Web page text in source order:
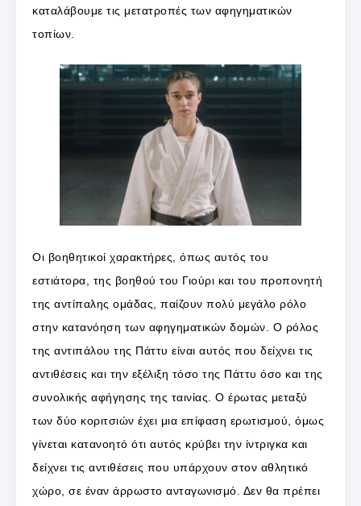
καταλάβουμε τις μετατροπές των αφηγηματικών
τοπίων.
Οι βοηθητικοί χαρακτήρες, όπως αυτός του
εστιάτορα, της βοηθού του Γιούρι και του προπονητή
της αντίπαλης ομάδας, παίζουν πολύ μεγάλο ρόλο
στην κατανόηση των αφηγηματικών δομών. Ο ρόλος
της αντιπάλου της Πάττυ είναι αυτός που δείχνει τις
αντιθέσεις και την εξέλιξη τόσο της Πάττυ όσο και της
συνολικής αφήγησης της ταινίας. Ο έρωτας μεταξύ
των δύο κοριτσιών έχει μια επίφαση ερωτισμού, όμως
γίνεται κατανοητό ότι αυτός κρύβει την ίντριγκα και
δείχνει τις αντιθέσεις που υπάρχουν στον αθλητικό
χώρο, σε έναν άρρωστο ανταγωνισμό. Δεν θα πρέπει